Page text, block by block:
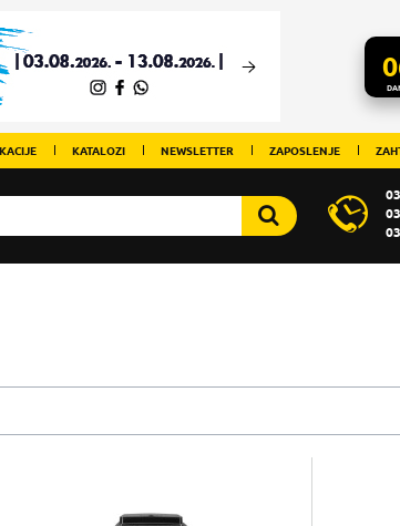
KATALOZI NEWSLETTER ZAPOSLENJE